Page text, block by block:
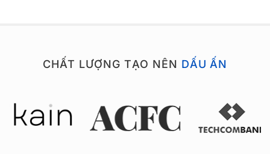
CHẤT LƯỢNG TẠO NÊN DẤU ẤN